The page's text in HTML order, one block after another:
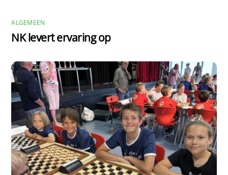
ALGEMEEN
NK levert ervaring op